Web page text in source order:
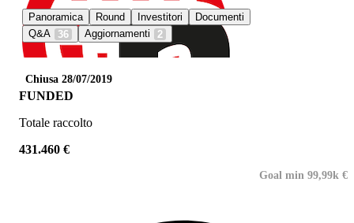
Panoramica Round Investitori
Documenti
Q&A 36 Aggiornamenti 2
Chiusa 28/07/2019
FUNDED
Totale raccolto
431.460 €
Goal min 99,99k €